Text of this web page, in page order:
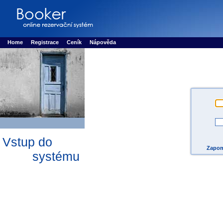
Rezervujse - Port�l pro online rezervace sportu
Home Registrace Ceník Nápověda
Vstup do
systému